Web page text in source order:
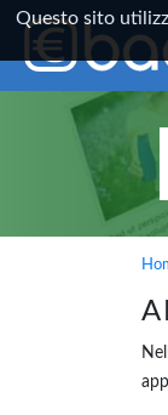
Questo sito